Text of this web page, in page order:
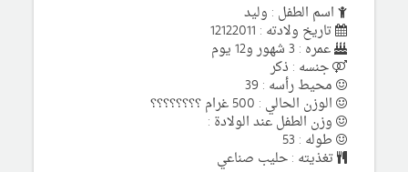
اسم الطفل : وليد
تاريخ ولادته : 12122011
عمره : 3 شهور و12 يوم
جنسه : ذكر
محيط رأسه : 39
الوزن الحالي : 500 غرام ؟؟؟؟؟؟؟؟
وزن الطفل عند الولادة :
طوله : 53
تغذيته : حليب صناعي